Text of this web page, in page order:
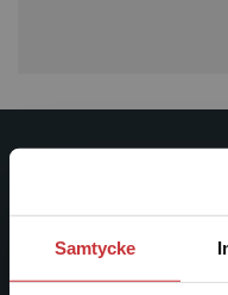
Samtycke
Studentlitteratur
ledande
facklitteratur,